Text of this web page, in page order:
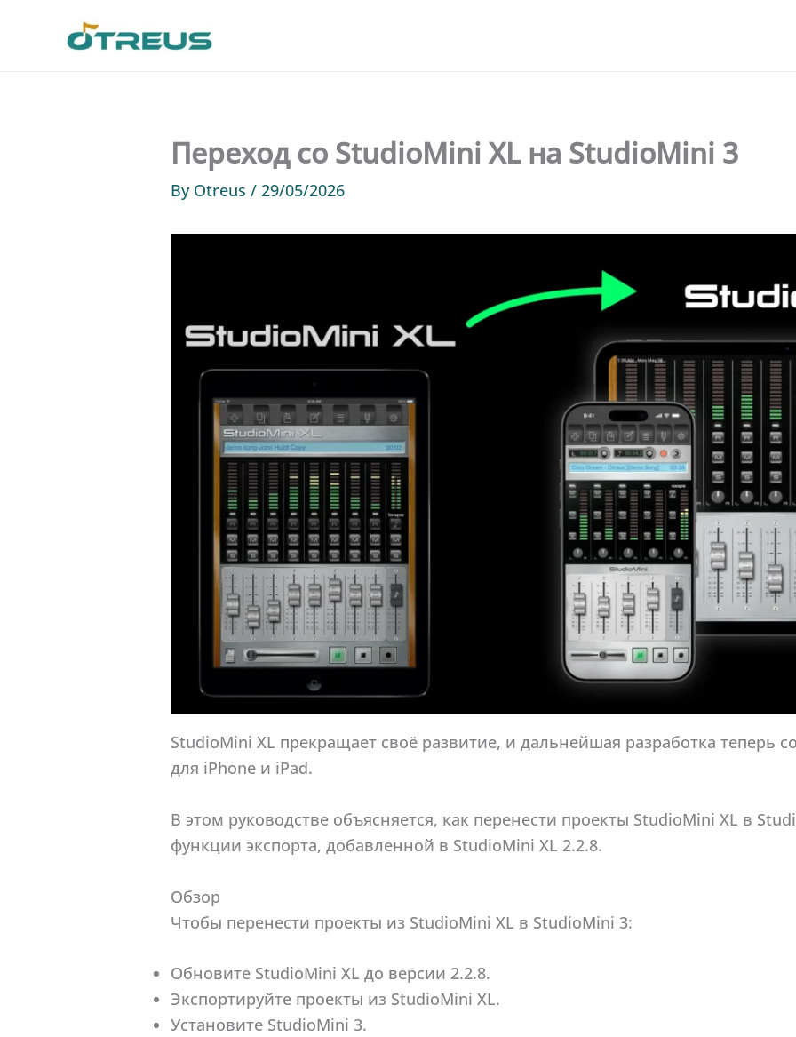
Переход со StudioMini XL на StudioMini 3
By Otreus / 29/05/2026
StudioMini XL прекращает своё развитие, и дальнейшая разработка теперь
для iPhone и iPad.
В этом руководстве объясняется, как перенести проекты StudioMini XL в
функции экспорта, добавленной в StudioMini XL 2.2.8.
Обзор
Чтобы перенести проекты из StudioMini XL в StudioMini 3:
Обновите StudioMini XL до версии 2.2.8.
Экспортируйте проекты из StudioMini XL.
Установите StudioMini 3.